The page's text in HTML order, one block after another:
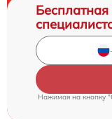
Нажимая на кнопку